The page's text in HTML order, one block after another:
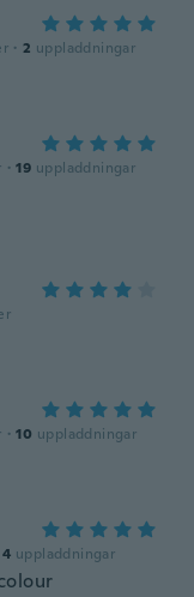
· 2 uppladdningar
· 19 uppladdningar
· 10 uppladdningar
4 uppladdningar